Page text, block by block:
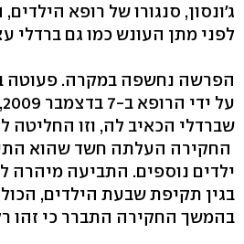
ג'ונסון, סנגורו של רופא
לפני מתן העונש כמו גם ברדלי
הפרשה נחשפה במקרה. פעוטה
שברדלי הכאיב לה, וזו החליטה
החקירה העלתה חשד שהוא
ילדים נוספים. התביעה מיהרה
בהמשך החקירה התברר כי זהו